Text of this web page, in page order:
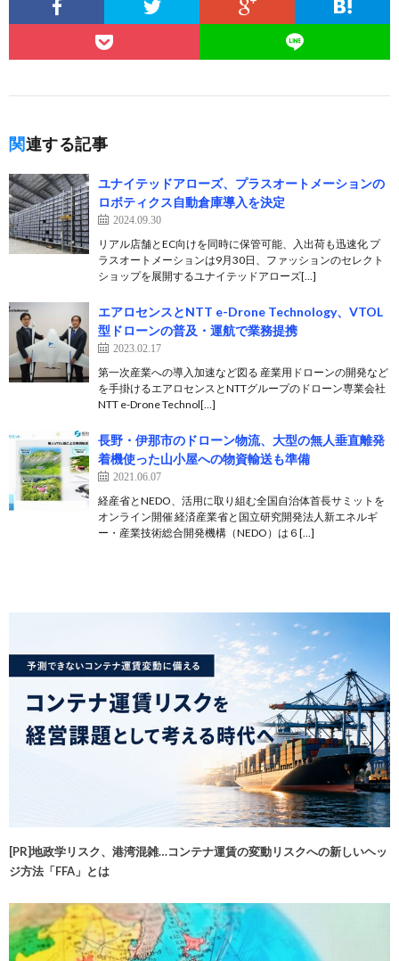
関連する記事
ユナイテッドアローズ、プラスオートメーションの
ロボティクス自動倉庫導入を決定
2024.09.30
リアル店舗とEC向けを同時に保管可能、入出荷も迅速化 プ
ラスオートメーションは9月30日、ファッションのセレクト
ショップを展開するユナイテッドアローズ[…]
エアロセンスとNTT e-Drone Technology、VTOL
型ドローンの普及・運航で業務提携
2023.02.17
第一次産業への導入加速など図る 産業用ドローンの開発など
を手掛けるエアロセンスとNTTグループのドローン専業会社
NTT e-Drone Technol[…]
長野・伊那市のドローン物流、大型の無人垂直離発
着機使った山小屋への物資輸送も準備
2021.06.07
経産省とNEDO、活用に取り組む全国自治体首長サミットを
オンライン開催 経済産業省と国立研究開発法人新エネルギ
ー・産業技術総合開発機構（NEDO）は６[…]
[PR]地政学リスク、港湾混雑…コンテナ運賃の変動リスクへの新しいヘッ
ジ方法「FFA」とは